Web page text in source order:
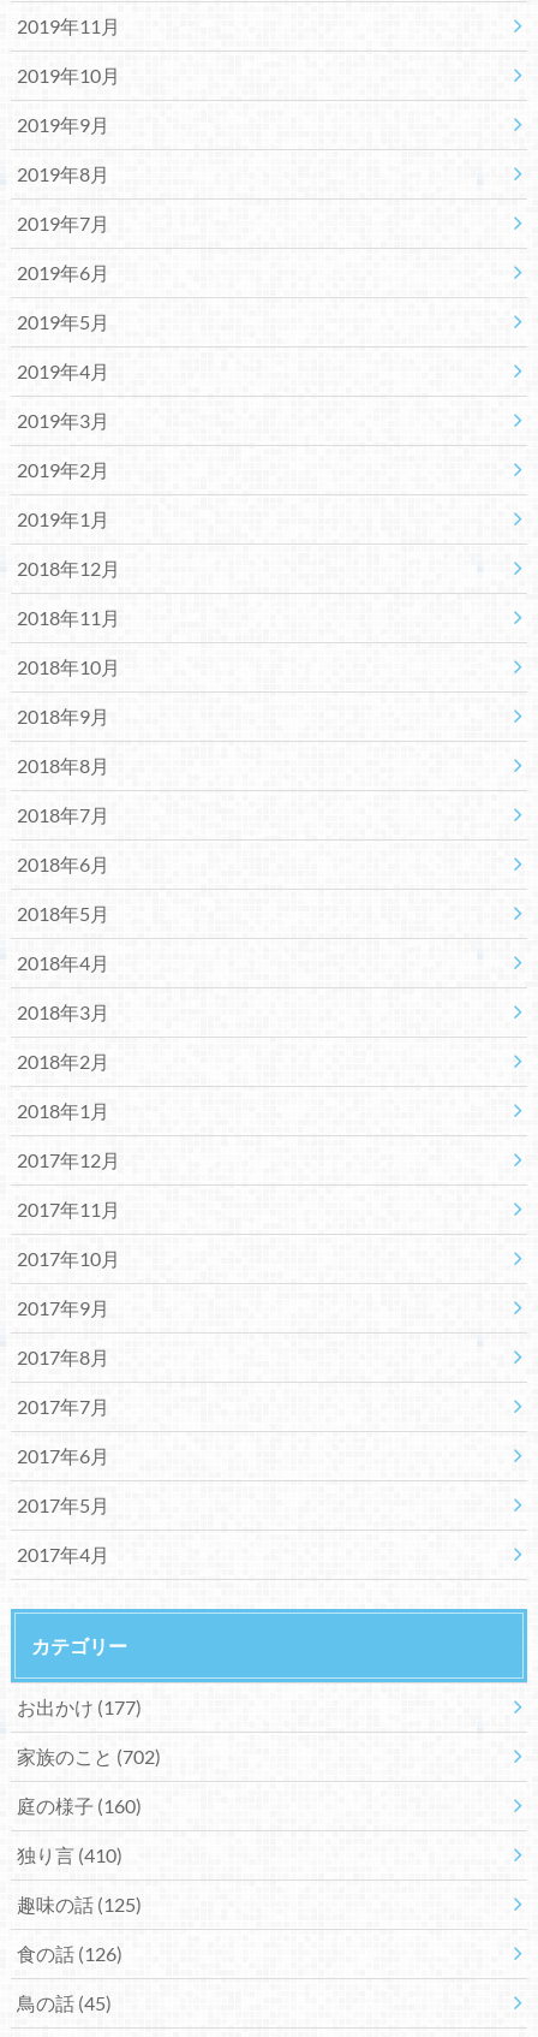
2019年11月
2019年10月
2019年9月
2019年8月
2019年7月
2019年6月
2019年5月
2019年4月
2019年3月
2019年2月
2019年1月
2018年12月
2018年11月
2018年10月
2018年9月
2018年8月
2018年7月
2018年6月
2018年5月
2018年4月
2018年3月
2018年2月
2018年1月
2017年12月
2017年11月
2017年10月
2017年9月
2017年8月
2017年7月
2017年6月
2017年5月
2017年4月
カテゴリー
お出かけ (177)
家族のこと (702)
庭の様子 (160)
独り言 (410)
趣味の話 (125)
食の話 (126)
鳥の話 (45)